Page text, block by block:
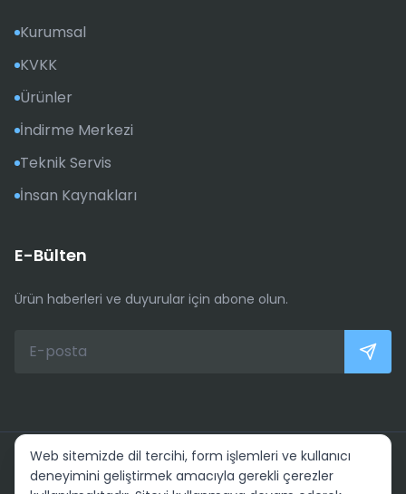
Web sitemizde dil tercihi, form işlemleri ve kullanıcı
deneyimini geliştirmek amacıyla gerekli çerezler
Kurumsal
KVKK
Ürünler
İndirme Merkezi
Teknik Servis
İnsan Kaynakları
E-Bülten
Ürün haberleri ve duyurular için abone olun.
© ELSİ Güç Sistemleri Elektronik San. Tic. Ltd. Şti. Tüm Hakları
Saklıdır